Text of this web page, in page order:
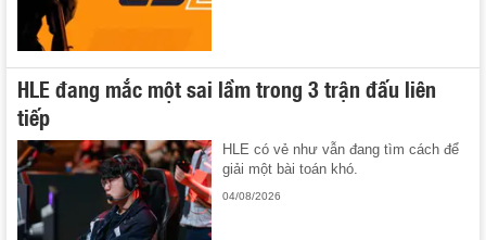
HLE đang mắc một sai lầm trong 3 trận đấu liên
tiếp
HLE có vẻ như vẫn đang tìm cách để
giải một bài toán khó.
04/08/2026